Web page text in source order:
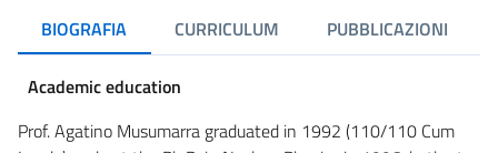
BIOGRAFIA CURRICULUM PUBBLICAZIONI
Academic education
Prof. Agatino Musumarra graduated in 1992 (110/110 Cum